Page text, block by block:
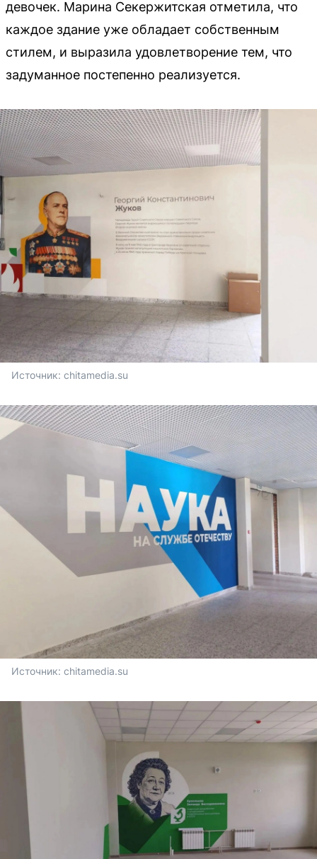
девочек. Марина Секержитская отметила, что
каждое здание уже обладает собственным
стилем, и выразила удовлетворение тем, что
задуманное постепенно реализуется.
Источник: chitamedia.su
Источник: chitamedia.su